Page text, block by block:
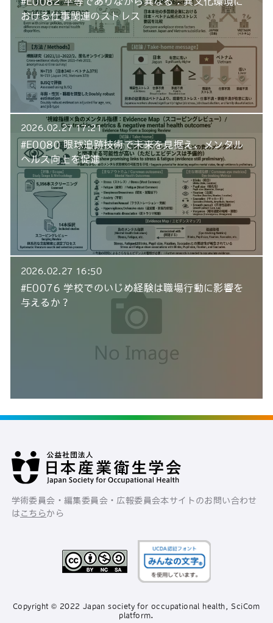
おける仕事関連のストレス
2026.02.27 17:21
#E0080 眼球追跡技術で未来を見据え、メンタル
ヘルス向上を促進
2026.02.27 16:50
#E0076 学校でのいじめ経験は職場行動に影響を
与えるか？
学術委員会・編集委員会・広報委員会本サイトのお問い合わせ
は こちらから
Copyright © 2022 Japan society for occupational health, SciCom
platform.